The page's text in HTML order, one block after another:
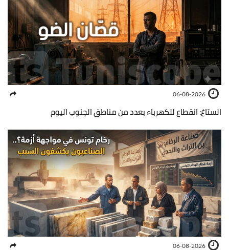
06-08-2026
الستاغ: انقطاع للكهرباء بعدد من مناطق الجنوب اليوم
06-08-2026